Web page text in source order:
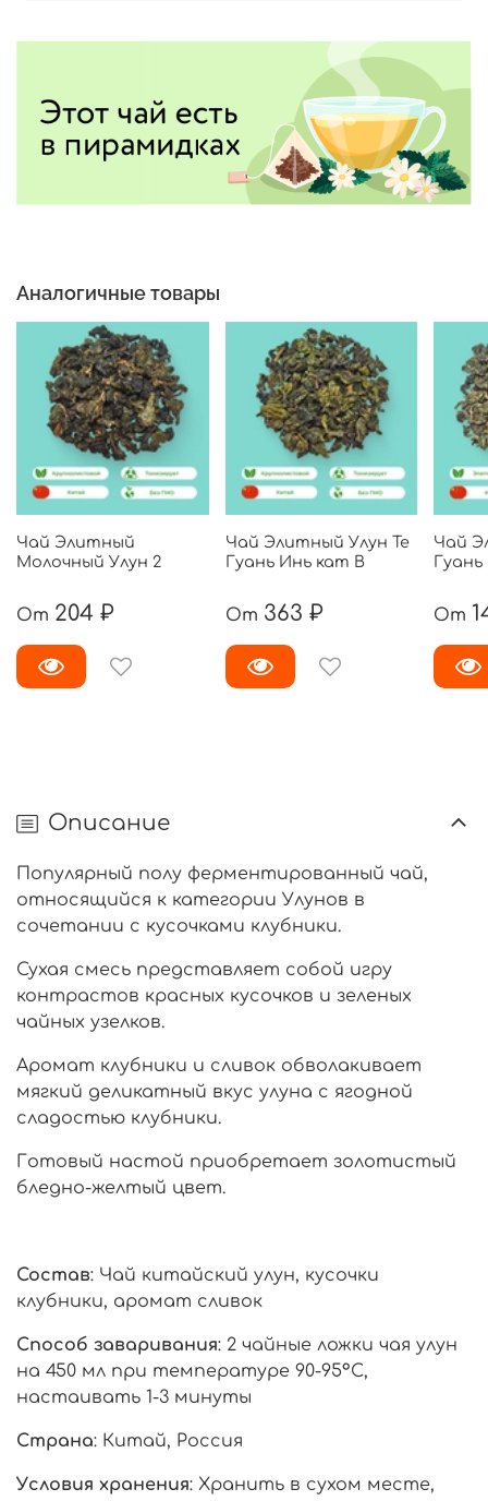
Аналогичные товары
Чай Элитный
Молочный Улун 2
От 204 ₽
Чай Элитный Улун Те
Гуань Инь кат B
От 363 ₽
Чай
Гуань
От
Описание
Популярный полу ферментированный чай,
относящийся к категории Улунов в
сочетании с кусочками клубники.
Сухая смесь представляет собой игру
контрастов красных кусочков и зеленых
чайных узелков.
Аромат клубники и сливок обволакивает
мягкий деликатный вкус улуна с ягодной
сладостью клубники.
Готовый настой приобретает золотистый
бледно-желтый цвет.
Состав: Чай китайский улун, кусочки
клубники, аромат сливок
Способ заваривания: 2 чайные ложки чая улун
на 450 мл при температуре 90-95°С,
настаивать 1-3 минуты
Страна: Китай, Россия
Условия хранения: Хранить в сухом месте,